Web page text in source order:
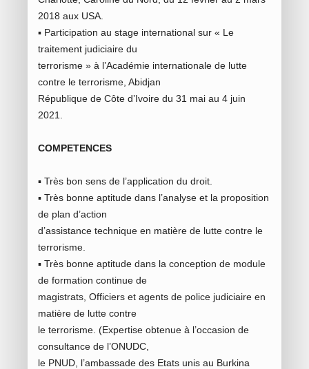
2018 aux USA.
▪ Participation au stage international sur « Le
traitement judiciaire du
terrorisme » à l’Académie internationale de lutte
contre le terrorisme, Abidjan
République de Côte d’Ivoire du 31 mai au 4 juin
2021.
COMPETENCES
▪ Très bon sens de l’application du droit.
▪ Très bonne aptitude dans l’analyse et la proposition
de plan d’action
d’assistance technique en matière de lutte contre le
terrorisme.
▪ Très bonne aptitude dans la conception de module
de formation continue de
magistrats, Officiers et agents de police judiciaire en
matière de lutte contre
le terrorisme. (Expertise obtenue à l’occasion de
consultance de l’ONUDC,
le PNUD, l’ambassade des Etats unis au Burkina